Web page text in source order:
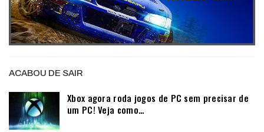
ACABOU DE SAIR
Xbox agora roda jogos de PC sem precisar de
um PC! Veja como…